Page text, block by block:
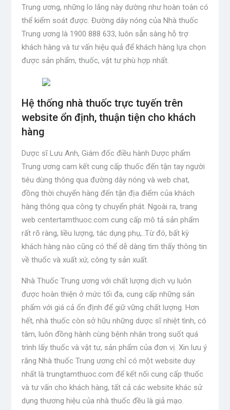
Trung ương, những lo lắng này dường như hoàn toàn có
thể kiểm soát được. Đường dây nóng của Nhà thuốc
Trung ương là 1900 888 633, luôn sẵn sàng hỗ trợ
khách hàng và tư vấn hiệu quả để khách hàng lựa chọn
được sản phẩm, thuốc, vật tư phù hợp nhất.
Hệ thống nhà thuốc trực tuyến trên
website ổn định, thuận tiện cho khách
hàng
Dược sĩ Lưu Anh, Giám đốc điều hành Dược phẩm
Trung ương cam kết cung cấp thuốc đến tận tay người
tiêu dùng thông qua đường dây nóng và web chat,
đồng thời chuyển hàng đến tận địa điểm của khách
hàng thông qua công ty chuyển phát. Ngoài ra, trang
web centertamthuoc.com cung cấp mô tả sản phẩm
rất rõ ràng, liều lượng, tác dụng phụ,..Từ đó, bất kỳ
khách hàng nào cũng có thể dễ dàng tìm thấy thông tin
về thuốc và xuất xứ, công ty sản xuất.
Nhà Thuốc Trung ương với chất lượng dịch vụ luôn
được hoàn thiện ở mức tối đa, cung cấp những sản
phẩm với giá cả ổn định để giữ vững chất lượng. Hơn
hết, nhà thuốc còn sở hữu những dược sĩ nhiệt tình, có
tâm, luôn đồng hành cùng bệnh nhân trong suốt quá
trình lấy thuốc và vật tư, sản phẩm của đơn vị. Xin lưu ý
rằng Nhà thuốc Trung ương chỉ có một website duy
nhất là trungtamthuoc.com để kết nối cung cấp thuốc
và tư vấn cho khách hàng, tất cả các website khác sử
dụng thương hiệu của nhà thuốc đều là giả mạo.